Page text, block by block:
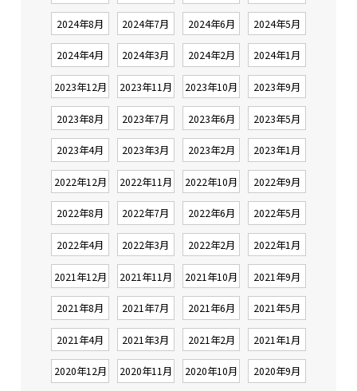
2024年8月 2024年7月 2024年6月 2024年5月
2024年4月 2024年3月 2024年2月 2024年1月
2023年12月 2023年11月 2023年10月 2023年9月
2023年8月 2023年7月 2023年6月 2023年5月
2023年4月 2023年3月 2023年2月 2023年1月
2022年12月 2022年11月 2022年10月 2022年9月
2022年8月 2022年7月 2022年6月 2022年5月
2022年4月 2022年3月 2022年2月 2022年1月
2021年12月 2021年11月 2021年10月 2021年9月
2021年8月 2021年7月 2021年6月 2021年5月
2021年4月 2021年3月 2021年2月 2021年1月
2020年12月 2020年11月 2020年10月 2020年9月